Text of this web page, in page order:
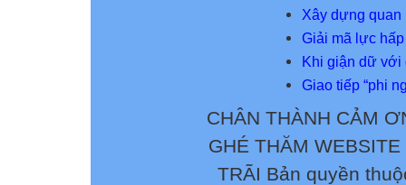
Xây dựng quan
Giải mã lực
Khi giận dữ với
Giao tiếp “phi
CHÂN THÀNH CẢM
GHÉ THĂM
TRÃI Bản quyền